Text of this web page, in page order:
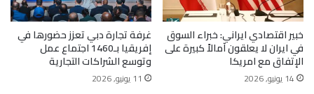
خبير اقتصادي ايراني: خبراء السوق
في ايران لا يعلقون آمالاً كبيرة على
الإتفاق مع امريكا
14 يونيو, 2026
غرفة تجارة دبي تعزز حضورها في
إفريقيا بـ1460 اجتماع عمل
وتوسع الشراكات التجارية
11 يونيو, 2026